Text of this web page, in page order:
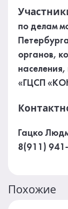
по делам
органов,
«ГЦСП
Гацко
8(911)
Похожие